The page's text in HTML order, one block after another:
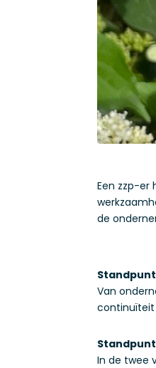
Een zzp-er
de
Van
continuïteit
In de twee